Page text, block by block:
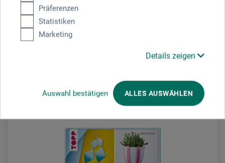
Präferenzen
Statistiken
Marketing
Details zeigen
Auswahl bestätigen ALLES AUSWÄHLEN
34.00 CHF